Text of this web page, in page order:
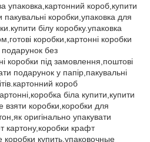
упаковка,картонний короб,купити
пакувальні коробки,упаковка для
білу коробку.упаковка
коробки,картонні коробки
подарунок без
коробки під замовлення,поштові
подарунок у папір,пакувальні
короб
біла купити,купити
взяти коробки,коробки для
оригінально упакувати
картону,коробки крафт
коробки купить,упаковочные